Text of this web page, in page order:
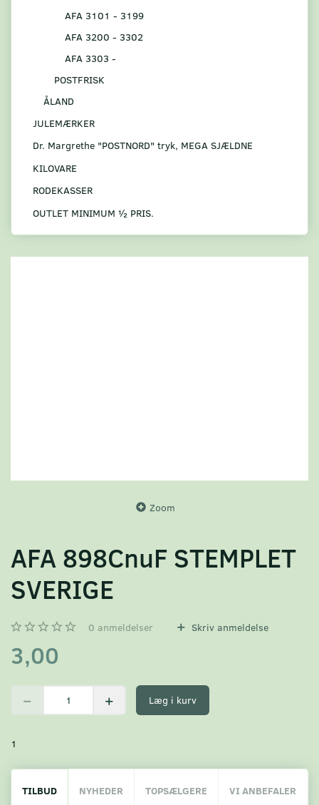
AFA 3101 - 3199
AFA 3200 - 3302
AFA 3303 -
POSTFRISK
ÅLAND
JULEMÆRKER
Dr. Margrethe "POSTNORD" tryk, MEGA SJÆLDNE
KILOVARE
RODEKASSER
OUTLET MINIMUM ½ PRIS.
Zoom
AFA 898CnuF STEMPLET
SVERIGE
0 anmeldelser Skriv anmeldelse
3,00
Læg i kurv
1
TILBUD NYHEDER TOPSÆLGERE VI ANBEFALER